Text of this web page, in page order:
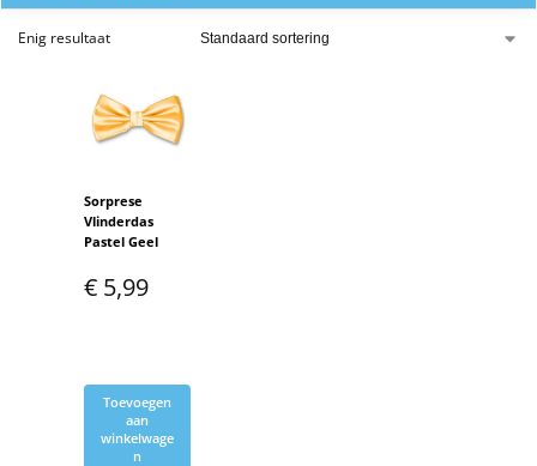
Enig resultaat
Sorprese
Vlinderdas
Pastel Geel
€ 5,99
Toevoegen
aan
winkelwage
n